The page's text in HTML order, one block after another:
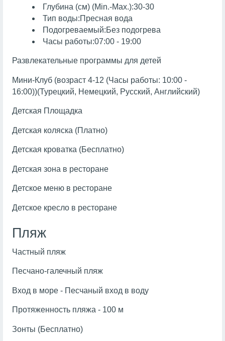
Глубина (см) (Min.-Max.):30-30
Тип воды:Пресная вода
Подогреваемый:Без подогрева
Часы работы:07:00 - 19:00
Развлекательные программы для детей
Мини-Клуб (возраст 4-12 (Часы работы: 10:00 -
16:00))(Турецкий, Немецкий, Русский, Английский)
Детская Площадка
Детская коляска (Платно)
Детская кроватка (Бесплатно)
Детская зона в ресторане
Детское меню в ресторане
Детское кресло в ресторане
Пляж
Частный пляж
Песчано-галечный пляж
Вход в море - Песчаный вход в воду
Протяженность пляжа - 100 м
Зонты (Бесплатно)